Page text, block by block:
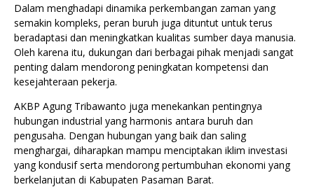
Dalam menghadapi dinamika perkembangan zaman yang
semakin kompleks, peran buruh juga dituntut untuk terus
beradaptasi dan meningkatkan kualitas sumber daya manusia.
Oleh karena itu, dukungan dari berbagai pihak menjadi sangat
penting dalam mendorong peningkatan kompetensi dan
kesejahteraan pekerja.
AKBP Agung Tribawanto juga menekankan pentingnya
hubungan industrial yang harmonis antara buruh dan
pengusaha. Dengan hubungan yang baik dan saling
menghargai, diharapkan mampu menciptakan iklim investasi
yang kondusif serta mendorong pertumbuhan ekonomi yang
berkelanjutan di Kabupaten Pasaman Barat.